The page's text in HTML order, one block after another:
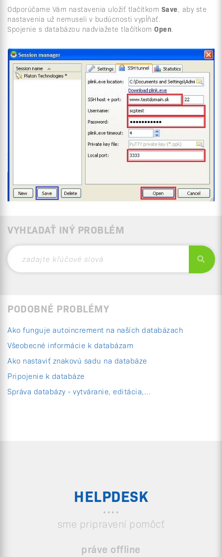
Odporúčame Vám nastavenia uložiť tlačítkom Save, aby ste
nastavenia už nemuseli v budúcnosti vypĺňať.
Spojenie s databázou nadviažete tlačítkom Open.
VYHĽADAŤ INÝ PROBLÉM
PODOBNÉ PROBLÉMY
Ako funguje autoincrement na naších databázach
Všeobecné informácie k databázam
Ako nastaviť znakovú sadu na databáze
Pripojenie k databáze
Správa databázy - vytváranie, editácia,...
HELPDESK
sme pripravení pomôcť
práve offline